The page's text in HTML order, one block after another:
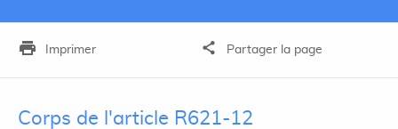
Imprimer Partager la page
Corps de l'article R621-12